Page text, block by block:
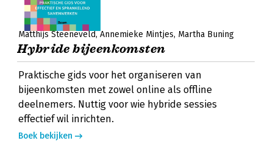
Matthijs Steeneveld Annemieke Mintjes Martha Buning
Hybride bijeenkomsten
Praktische gids voor het organiseren van
bijeenkomsten met zowel online als offline
deelnemers. Nuttig voor wie hybride sessies
effectief wil inrichten.
Boek bekijken